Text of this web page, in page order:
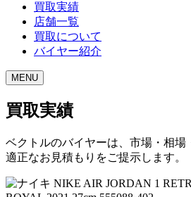
買取実績
店舗一覧
買取について
バイヤー紹介
MENU
買取実績
ベクトルのバイヤーは、市場・相場
適正なお見積もりをご提示します。